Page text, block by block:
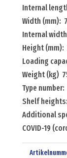
Internal
Width (mm):
Internal
Height (mm):
Loading
Weight (kg)
Type
Shelf
Additional
COVID-19